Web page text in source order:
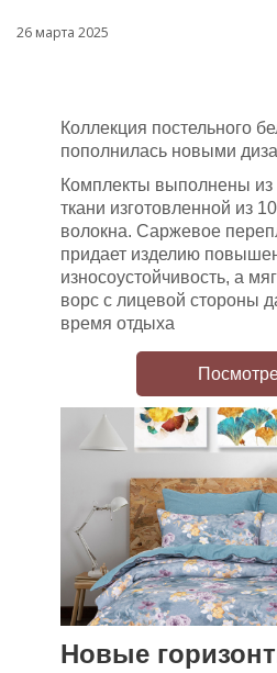
26 марта 2025
Коллекция постельного
пополнилась новыми
Комплекты выполнены из
ткани изготовленной из
волокна. Саржевое
придает изделию
износоустойчивость, а
ворс с лицевой стороны
время отдыха
Новые